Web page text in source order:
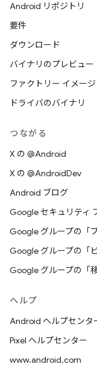
Android リポジトリ
要件
ダウンロード
バイナリのプレビュー
ファクトリー イメージ
ドライバのバイナリ
つながる
X の @Android
X の @AndroidDev
Android ブログ
Google セキュリティ
Google グループの「
Google グループの「
Google グループの「
ヘルプ
Android ヘルプセンタ
Pixel ヘルプセンター
www.android.com